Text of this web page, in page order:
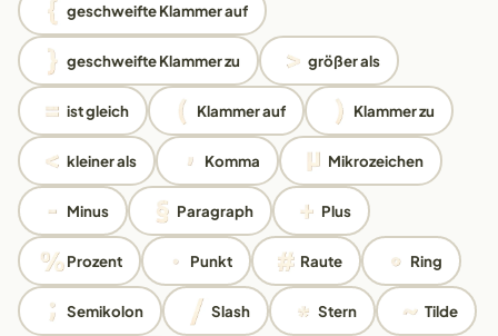
geschweifte Klammer auf
geschweifte Klammer zu größer als
ist gleich Klammer auf Klammer zu
kleiner als Komma Mikrozeichen
Minus Paragraph Plus
Prozent Punkt Raute Ring
Semikolon Slash Stern Tilde